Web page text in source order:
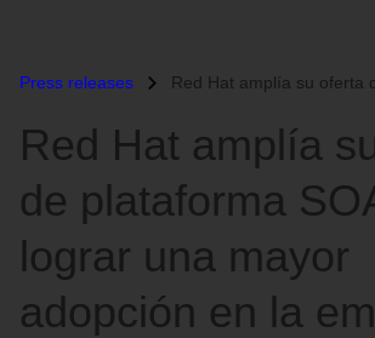
Press releases Red Hat amplía su oferta de plataforma SOA
Red Hat amplía
de plataforma
lograr una mayor
adopción en la